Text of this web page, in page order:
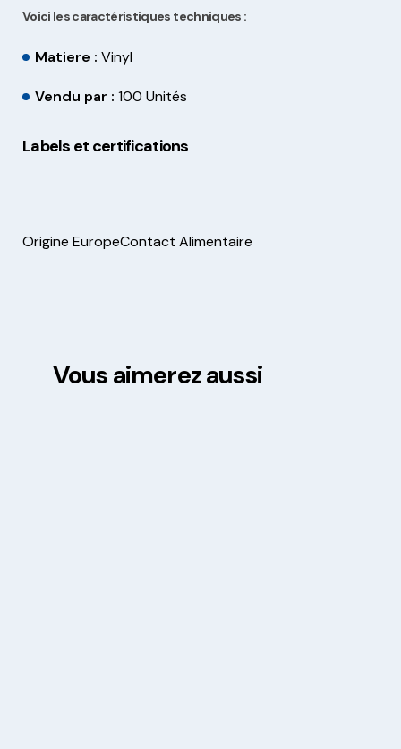
Voici les caractéristiques techniques :
Matiere : Vinyl
Vendu par : 100 Unités
Labels et certifications
Origine EuropeContact Alimentaire
Vous aimerez aussi